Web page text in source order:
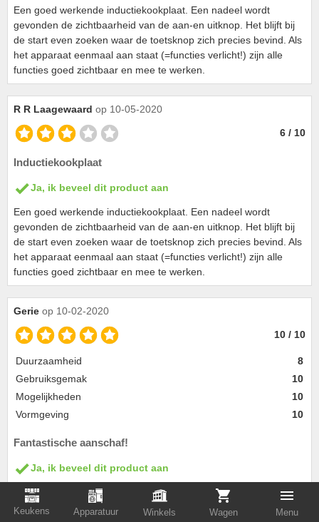
Keukens Apparatuur Winkels Wagen Menu
Een goed werkende inductiekookplaat. Een nadeel wordt
gevonden de zichtbaarheid van de aan-en uitknop. Het blijft bij
de start even zoeken waar de toetsknop zich precies bevind. Als
het apparaat eenmaal aan staat (=functies verlicht!) zijn alle
functies goed zichtbaar en mee te werken.
R R Laagewaard op 10-05-2020
6 / 10
Inductiekookplaat
Ja, ik beveel dit product aan
Een goed werkende inductiekookplaat. Een nadeel wordt
gevonden de zichtbaarheid van de aan-en uitknop. Het blijft bij
de start even zoeken waar de toetsknop zich precies bevind. Als
het apparaat eenmaal aan staat (=functies verlicht!) zijn alle
functies goed zichtbaar en mee te werken.
Gerie op 10-02-2020
10 / 10
Duurzaamheid
8
Gebruiksgemak
10
Mogelijkheden
10
Vormgeving
10
Fantastische aanschaf!
Ja, ik beveel dit product aan
Op deze inductieplaat kan ik echt met alle grote pannen cq
koekenpannen tegelijk makkelijk koken! Erg fijn is dat ieder